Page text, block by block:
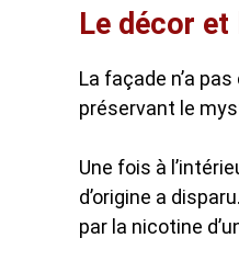
Le décor et
La façade n’a
préservant le
Une fois à
d’origine a
par la nicotine